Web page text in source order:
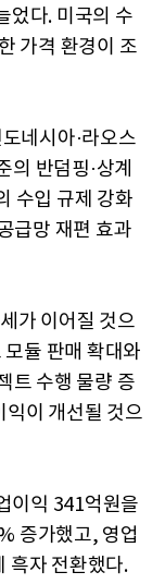
었다. 미국의 수
가격 환경이 조
네시아·라오스
반덤핑·상계
수입 규제 강화
급망 재편 효과
가 이어질 것으
듈 판매 확대와
트 수행 물량 증
익이 개선될 것으
이익 341억원을
증가했고, 영업
흑자 전환했다.